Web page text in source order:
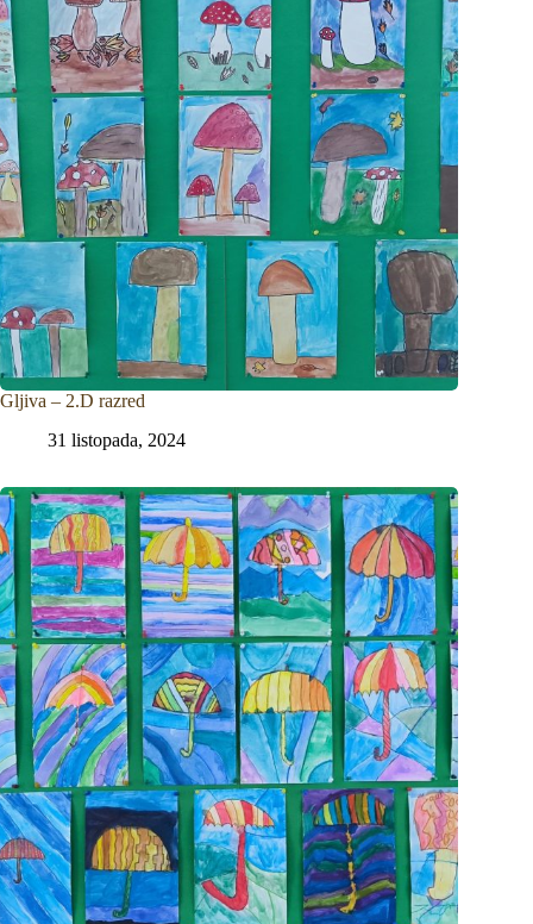
Gljiva – 2.D razred
31 listopada, 2024